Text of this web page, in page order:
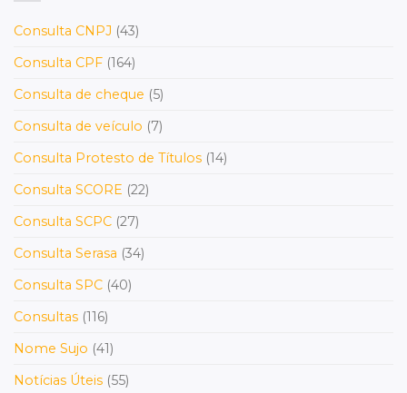
Consulta CNPJ (43)
Consulta CPF (164)
Consulta de cheque (5)
Consulta de veículo (7)
Consulta Protesto de Títulos (14)
Consulta SCORE (22)
Consulta SCPC (27)
Consulta Serasa (34)
Consulta SPC (40)
Consultas (116)
Nome Sujo (41)
Notícias Úteis (55)